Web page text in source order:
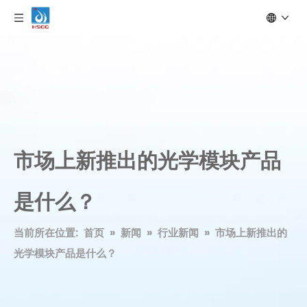
市场上新推出的光学模块产品
是什么？
当前所在位置: 首页 » 新闻 » 行业新闻 » 市场上新推出的
光学模块产品是什么？